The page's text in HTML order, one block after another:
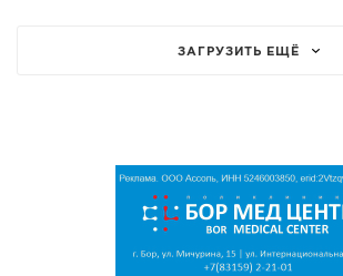
ЗАГРУЗИТЬ ЕЩЁ